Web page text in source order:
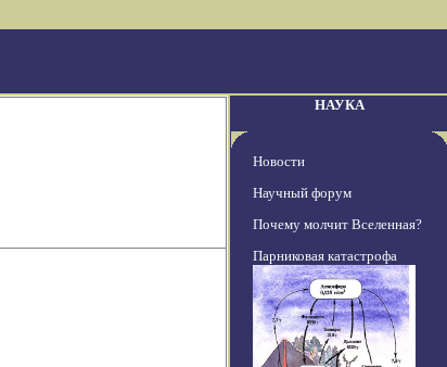
НАУКА
Новости
Научный форум
Почему молчит Вселенная?
Парниковая катастрофа